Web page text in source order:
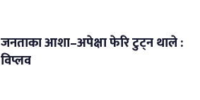
जनताका आशा–अपेक्षा फेरि टुट्न थाले :
विप्लव